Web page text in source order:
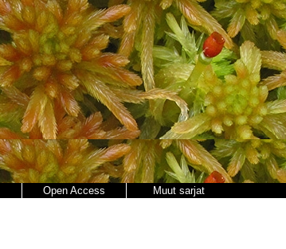
Open Access Muut sarjat